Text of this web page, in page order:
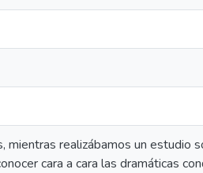
mientras realizábamos un estudio
cara a cara las dramáticas